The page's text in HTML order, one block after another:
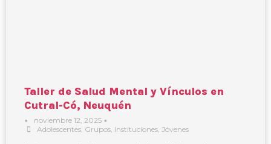
Taller de Salud Mental y Vínculos en
Cutral-Có, Neuquén
• noviembre 12, 2025 •
Adolescentes, Grupos, Instituciones, Jóvenes